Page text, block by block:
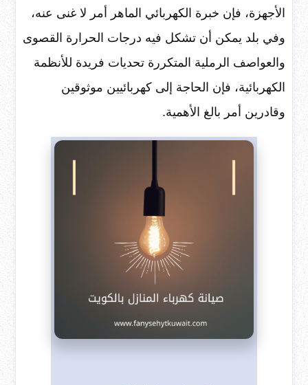
الأجهزة، فإن خبرة الكهربائي الماهر أمر لا غنى عنه،
وفي بلد يمكن أن تشكل فيه درجات الحرارة القصوى
والعواصف الرملية المتكررة تحديات فريدة للأنظمة
الكهربائية، فإن الحاجة إلى كهربائيين موثوقين
وقادرين أمر بالغ الأهمية.